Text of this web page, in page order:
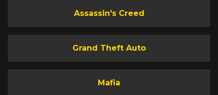
Assassin's Creed
Grand Theft Auto
Mafia